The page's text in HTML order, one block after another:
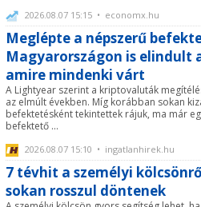
2026.08.07 15:15 • economx.hu
Meglépte a népszerű
Magyarországon is elindult
amire mindenki várt
A Lightyear szerint a kriptovaluták
az elmúlt években. Míg korábban sokan
befektetésként tekintettek rájuk, ma már
befektető ...
2026.08.07 15:10 • ingatlanhirek.hu
7 tévhit a személyi
sokan rosszul döntenek